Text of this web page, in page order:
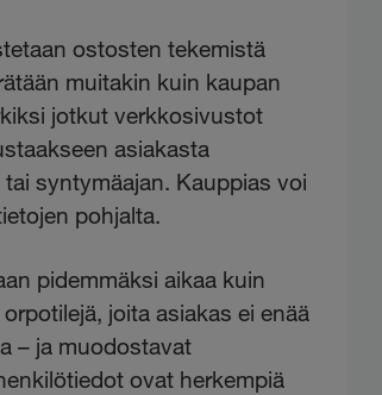
ostosten tekemistä
muitakin kuin kaupan
jotkut verkkosivustot
asiakasta
syntymäajan. Kauppias voi
pohjalta.
pidemmäksi aikaa kuin
joita asiakas ei enää
– ja muodostavat
ovat herkempiä